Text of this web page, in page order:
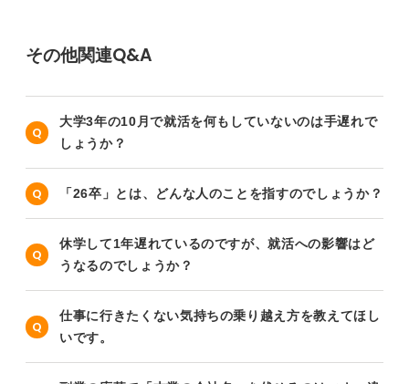
その他関連Q&A
大学3年の10月で就活を何もしていないのは手遅れで
しょうか？
「26卒」とは、どんな人のことを指すのでしょうか？
休学して1年遅れているのですが、就活への影響はど
うなるのでしょうか？
仕事に行きたくない気持ちの乗り越え方を教えてほし
いです。